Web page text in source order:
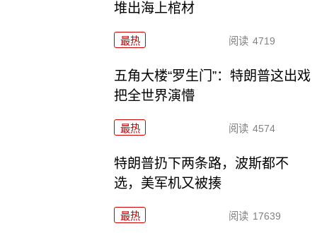
堆出海上棺材
最热 阅读 4719
五角大楼“罗生门”：特朗普这出戏
把全世界演懵
最热 阅读 4574
特朗普扔下两条路，波斯都不
选，美军机又被揍
最热 阅读 17639